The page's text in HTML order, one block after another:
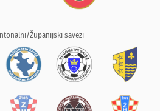
Županijski savezi